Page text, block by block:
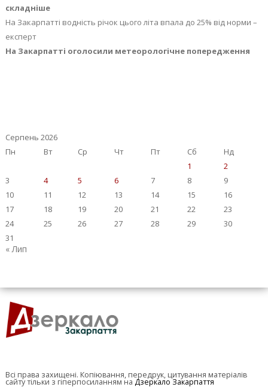
складніше
На Закарпатті водність річок цього літа впала до 25% від норми –
експерт
На Закарпатті оголосили метеорологічне попередження
Серпень 2026
Пн
Вт Ср Чт Пт Сб
Нд
1
2
3
4 5 6 7 8
9
10
11 12 13 14 15
16
17
18 19 20 21 22
23
24
25 26 27 28 29
30
31
« Лип
Всі права захищені. Копіювання, передрук, цитування матеріалів
сайту тільки з гіперпосиланням на Дзеркало Закарпаття